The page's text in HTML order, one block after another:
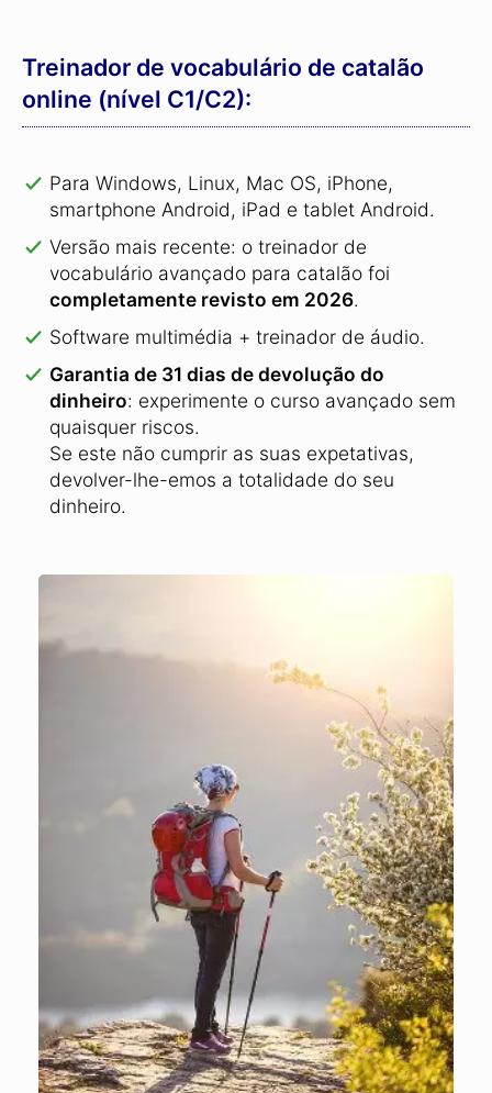
Treinador de vocabulário de catalão
online (nível C1/C2):
Para Windows, Linux, Mac OS, iPhone,
smartphone Android, iPad e tablet Android.
Versão mais recente: o treinador de
vocabulário avançado para catalão foi
completamente revisto em 2026.
Software multimédia + treinador de áudio.
Garantia de 31 dias de devolução do
dinheiro: experimente o curso avançado sem
quaisquer riscos.
Se este não cumprir as suas expetativas,
devolver-lhe-emos a totalidade do seu
dinheiro.